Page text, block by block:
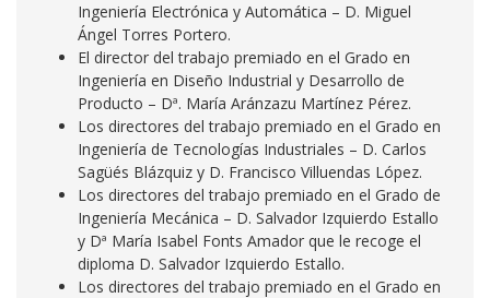
Ingeniería Electrónica y Automática – D. Miguel
Ángel Torres Portero.
El director del trabajo premiado en el Grado en
Ingeniería en Diseño Industrial y Desarrollo de
Producto – Dª. María Aránzazu Martínez Pérez.
Los directores del trabajo premiado en el Grado en
Ingeniería de Tecnologías Industriales – D. Carlos
Sagüés Blázquiz y D. Francisco Villuendas López.
Los directores del trabajo premiado en el Grado de
Ingeniería Mecánica – D. Salvador Izquierdo Estallo
y Dª María Isabel Fonts Amador que le recoge el
diploma D. Salvador Izquierdo Estallo.
Los directores del trabajo premiado en el Grado en